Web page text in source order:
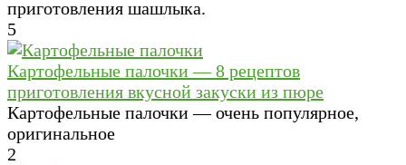
приготовления шашлыка.
5
Картофельные палочки — 8 рецептов
приготовления вкусной закуски из пюре
Картофельные палочки — очень популярное,
оригинальное
2